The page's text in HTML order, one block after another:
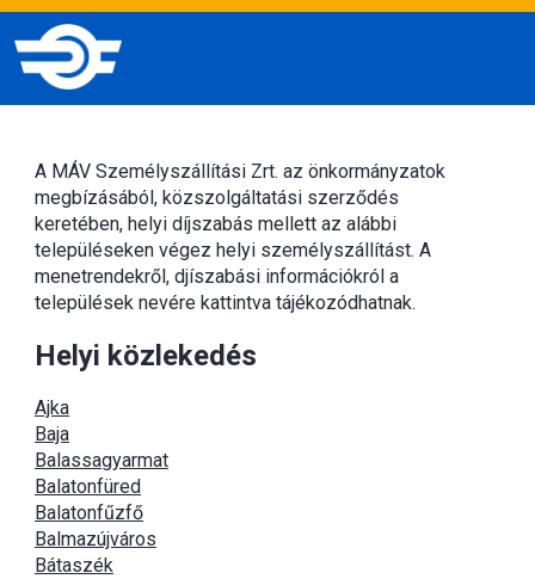
A MÁV Személyszállítási Zrt. az önkormányzatok
megbízásából, közszolgáltatási szerződés
keretében, helyi díjszabás mellett az alábbi
településeken végez helyi személyszállítást. A
menetrendekről, djíszabási információkról a
települések nevére kattintva tájékozódhatnak.
Helyi közlekedés
Ajka
Baja
Balassagyarmat
Balatonfüred
Balatonfűzfő
Balmazújváros
Bátaszék